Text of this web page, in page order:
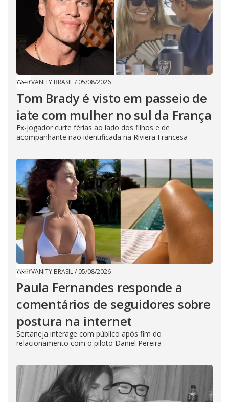
VANITY BRASIL/ 05/08/2026
Tom Brady é visto em passeio de
iate com mulher no sul da França
Ex-jogador curte férias ao lado dos filhos e de
acompanhante não identificada na Riviera Francesa
VANITY BRASIL/ 05/08/2026
Paula Fernandes responde a
comentários de seguidores sobre
postura na internet
Sertaneja interage com público após fim do
relacionamento com o piloto Daniel Pereira